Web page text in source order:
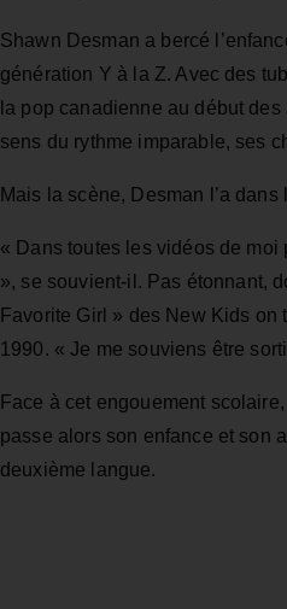
Shawn Desman a bercé
génération Y à la Z. Avec des
la pop canadienne au début
sens du rythme imparable, ses
Mais la scène, Desman l’a
« Dans toutes les vidéos de moi
», se souvient-il. Pas étonnant,
Favorite Girl » des New Kids
1990. « Je me souviens être
Face à cet engouement
passe alors son enfance et son
deuxième langue.